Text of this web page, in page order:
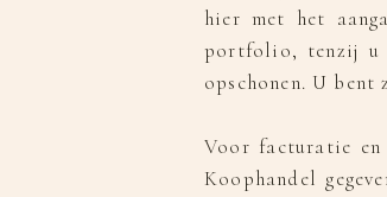
hier met het
portfolio, tenzij u
opschonen. U bent
Voor facturatie en
Koophandel